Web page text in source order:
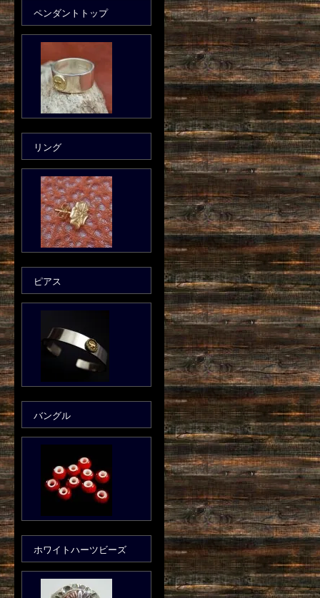
ペンダントトップ
リング
ピアス
バングル
ホワイトハーツビーズ